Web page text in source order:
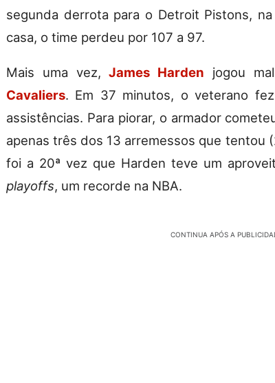
segunda derrota para o Detroit Pistons,
casa, o time perdeu por 107 a 97.
Mais uma vez,James Harden jogou
Cavaliers. Em 37 minutos, o veterano
assistências. Para piorar, o armador
apenas três dos 13 arremessos que tentou
foi a 20ª vez que Harden teve um
playoffs, um recorde na NBA.
CONTINUA APÓS A